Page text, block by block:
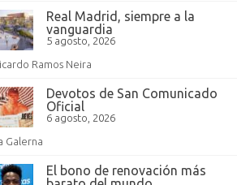
Real Madrid, siempre a la
vanguardia
5 agosto, 2026
Ramos Neira
Devotos de San Comunicado
Oficial
6 agosto, 2026
Galerna
El bono de renovación más